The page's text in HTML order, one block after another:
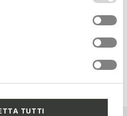
autorizzare. Per maggiori
in qualsiasi momento le
nostra
TUTTI